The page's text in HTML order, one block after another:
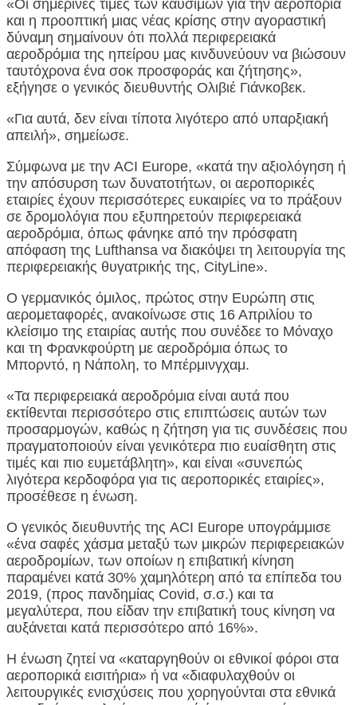
«Οι σημερινές τιμές των καυσίμων για την αεροπορία
και η προοπτική μιας νέας κρίσης στην αγοραστική
δύναμη σημαίνουν ότι πολλά περιφερειακά
αεροδρόμια της ηπείρου μας κινδυνεύουν να βιώσουν
ταυτόχρονα ένα σοκ προσφοράς και ζήτησης»,
εξήγησε ο γενικός διευθυντής Ολιβιέ Γιάνκοβεκ.
«Για αυτά, δεν είναι τίποτα λιγότερο από υπαρξιακή
απειλή», σημείωσε.
Σύμφωνα με την ACI Europe, «κατά την αξιολόγηση ή
την απόσυρση των δυνατοτήτων, οι αεροπορικές
εταιρίες έχουν περισσότερες ευκαιρίες να το πράξουν
σε δρομολόγια που εξυπηρετούν περιφερειακά
αεροδρόμια, όπως φάνηκε από την πρόσφατη
απόφαση της Lufthansa να διακόψει τη λειτουργία της
περιφερειακής θυγατρικής της, CityLine».
Ο γερμανικός όμιλος, πρώτος στην Ευρώπη στις
αερομεταφορές, ανακοίνωσε στις 16 Απριλίου το
κλείσιμο της εταιρίας αυτής που συνέδεε το Μόναχο
και τη Φρανκφούρτη με αεροδρόμια όπως το
Μπορντό, η Νάπολη, το Μπέρμινγχαμ.
«Τα περιφερειακά αεροδρόμια είναι αυτά που
εκτίθενται περισσότερο στις επιπτώσεις αυτών των
προσαρμογών, καθώς η ζήτηση για τις συνδέσεις που
πραγματοποιούν είναι γενικότερα πιο ευαίσθητη στις
τιμές και πιο ευμετάβλητη», και είναι «συνεπώς
λιγότερα κερδοφόρα για τις αεροπορικές εταιρίες»,
προσέθεσε η ένωση.
Ο γενικός διευθυντής της ACI Europe υπογράμμισε
«ένα σαφές χάσμα μεταξύ των μικρών περιφερειακών
αεροδρομίων, των οποίων η επιβατική κίνηση
παραμένει κατά 30% χαμηλότερη από τα επίπεδα του
2019, (προς πανδημίας Covid, σ.σ.) και τα
μεγαλύτερα, που είδαν την επιβατική τους κίνηση να
αυξάνεται κατά περισσότερο από 16%».
Η ένωση ζητεί να «καταργηθούν οι εθνικοί φόροι στα
αεροπορικά εισιτήρια» ή να «διαφυλαχθούν οι
λειτουργικές ενισχύσεις που χορηγούνται στα εθνικά